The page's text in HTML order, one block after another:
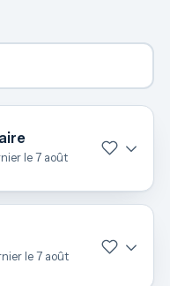
le 7 août
le 7 août